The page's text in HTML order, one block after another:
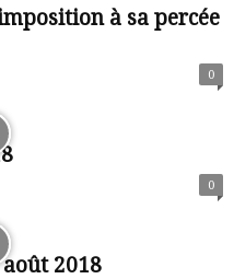
à sa percée
0
0
2018